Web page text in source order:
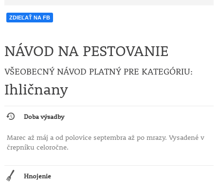
ZDIEĽAŤ NA FB
NÁVOD NA PESTOVANIE
VŠEOBECNÝ NÁVOD PLATNÝ PRE KATEGÓRIU:
Ihličnany
Doba výsadby
Marec až máj a od polovice septembra až po mrazy. Vysadené v
črepníku celoročne.
Hnojenie